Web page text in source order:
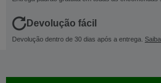
Devolução fácil
Devolução dentro de 30 dias após a entrega.